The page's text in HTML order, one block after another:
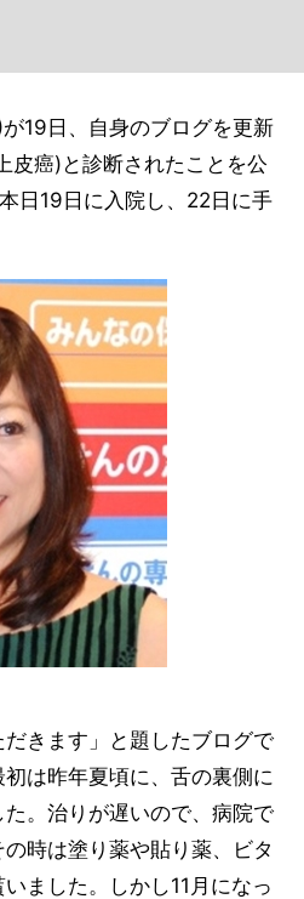
19日、自身のブログを更新
皮癌)と診断されたことを公
日19日に入院し、22日に手
きます」と題したブログで
は昨年夏頃に、舌の裏側に
。治りが遅いので、病院で
時は塗り薬や貼り薬、ビタ
ました。しかし11月になっ